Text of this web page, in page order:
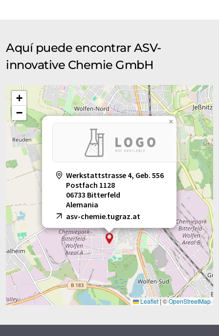
Aquí puede encontrar ASV-
innovative Chemie GmbH
Werkstattstrasse 4, Geb. 556
Postfach 1128
06733 Bitterfeld
Alemania
asv-chemie.tugraz.at
×
+
−
Leaflet|©OpenStreetMap